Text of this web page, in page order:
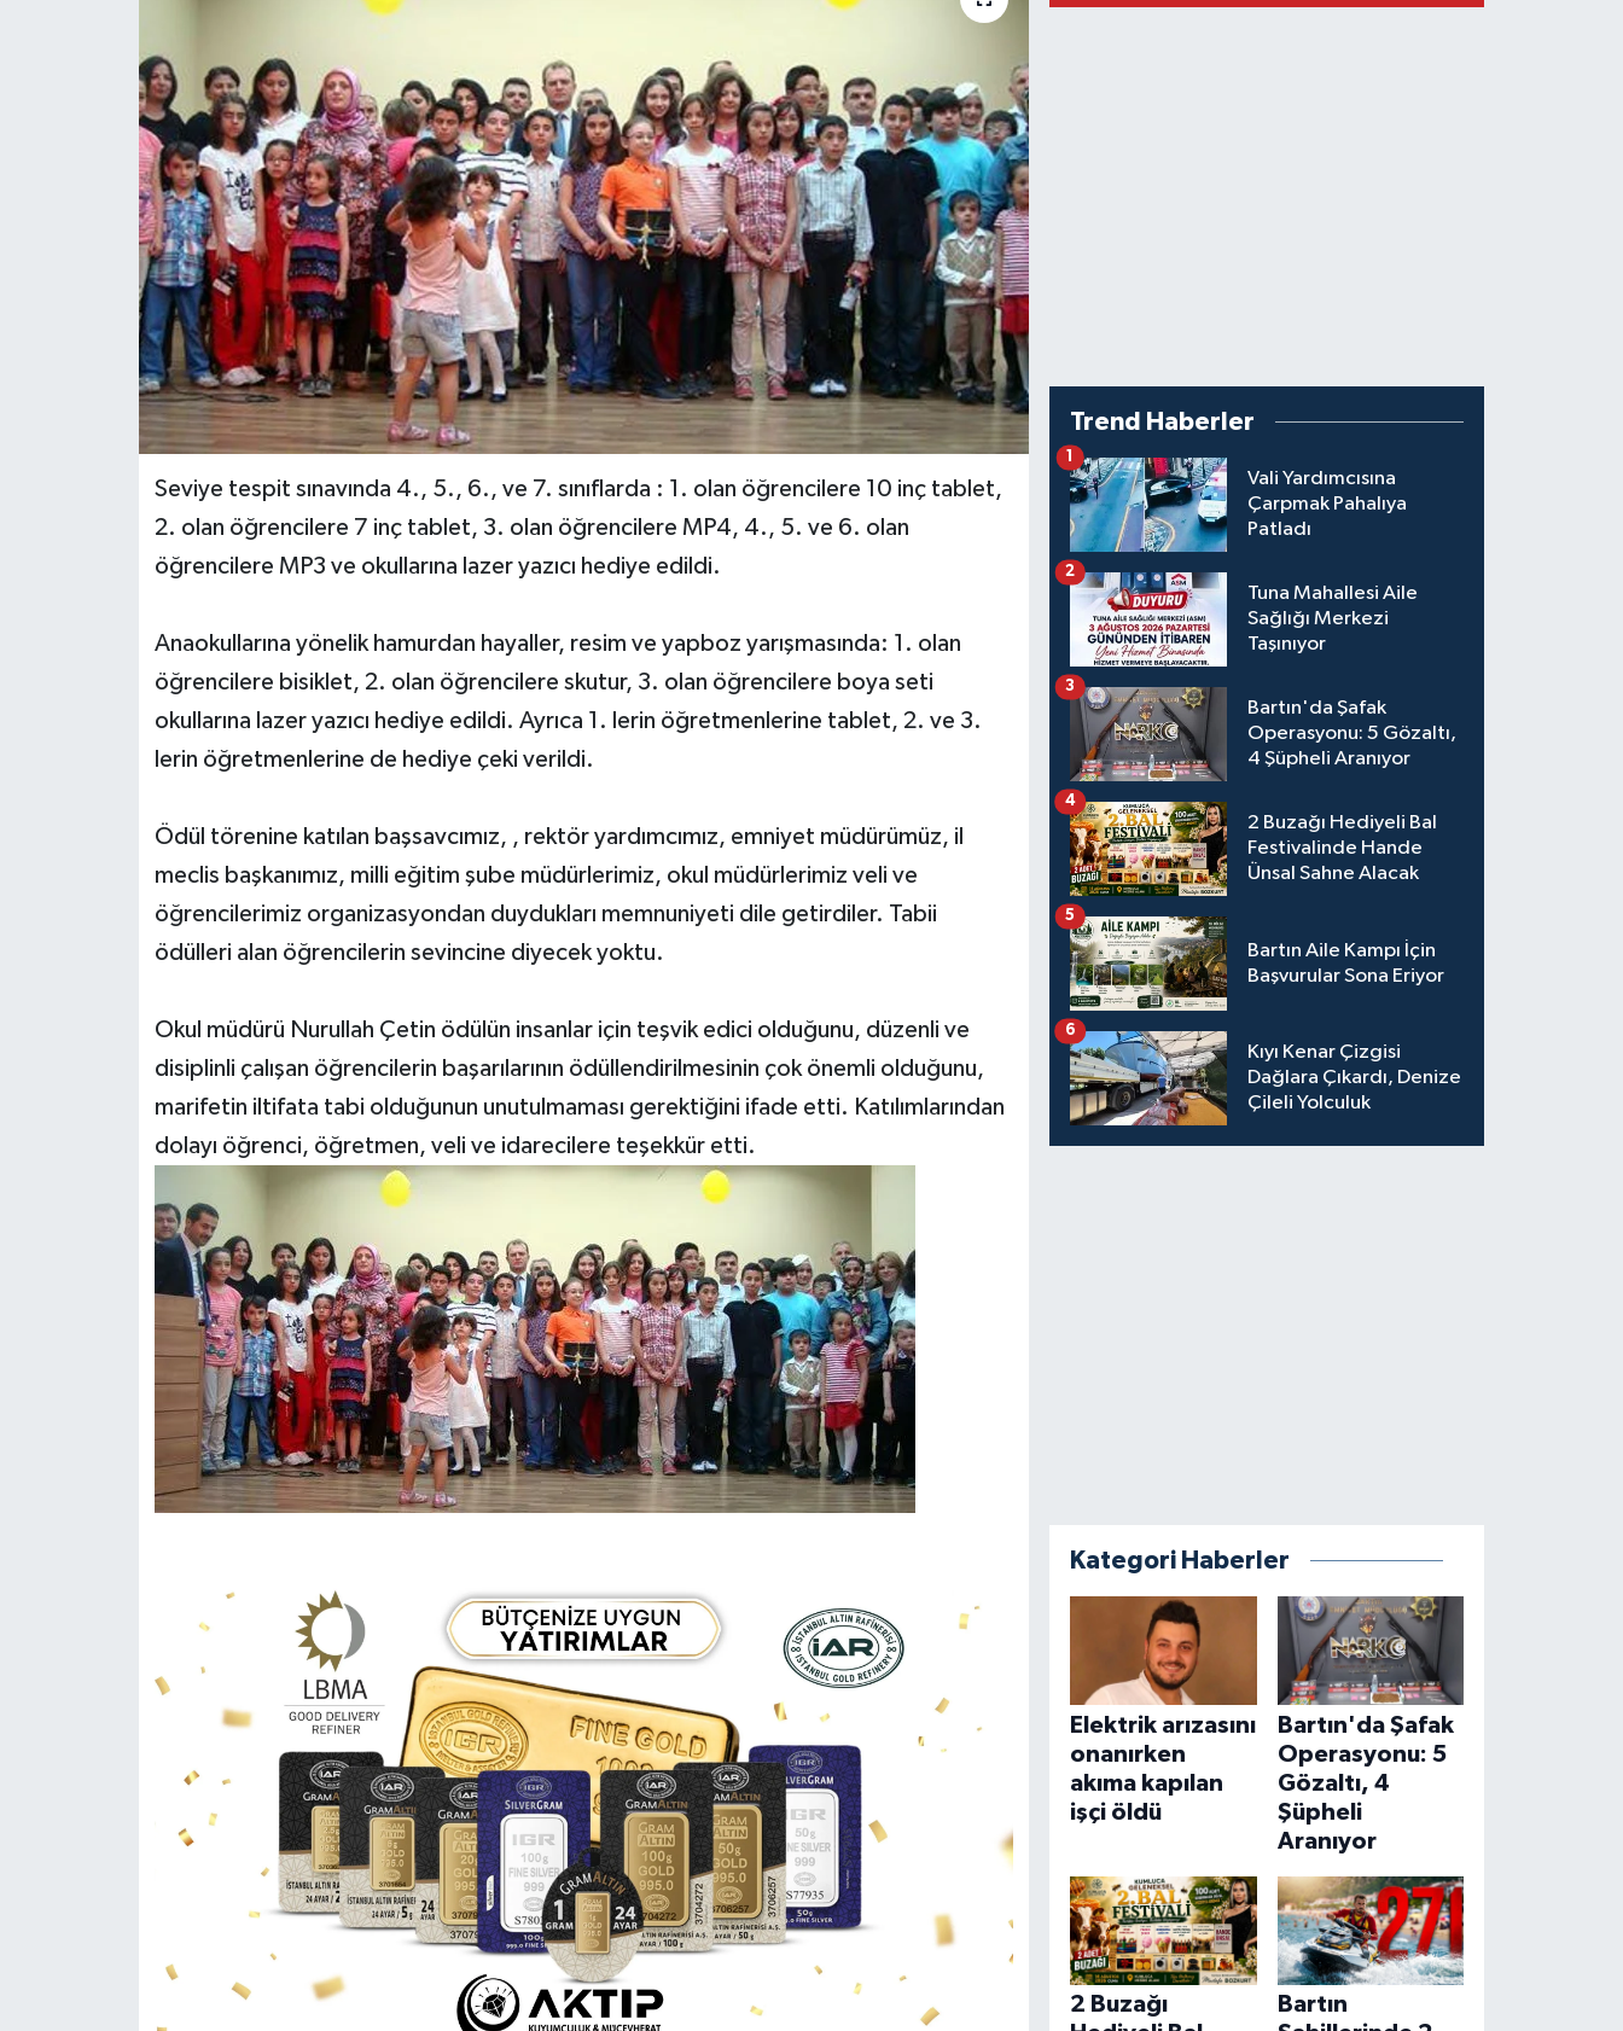
Seviye tespit sınavında 4., 5., 6., ve 7. sınıflarda : 1. olan öğrencilere 10 inç tablet,
2. olan öğrencilere 7 inç tablet, 3. olan öğrencilere MP4, 4., 5. ve 6. olan
öğrencilere MP3 ve okullarına lazer yazıcı hediye edildi.
Anaokullarına yönelik hamurdan hayaller, resim ve yapboz yarışmasında: 1. olan
öğrencilere bisiklet, 2. olan öğrencilere skutur, 3. olan öğrencilere boya seti
okullarına lazer yazıcı hediye edildi. Ayrıca 1. lerin öğretmenlerine tablet, 2. ve 3.
lerin öğretmenlerine de hediye çeki verildi.
Ödül törenine katılan başsavcımız, , rektör yardımcımız, emniyet müdürümüz, il
meclis başkanımız, milli eğitim şube müdürlerimiz, okul müdürlerimiz veli ve
öğrencilerimiz organizasyondan duydukları memnuniyeti dile getirdiler. Tabii
ödülleri alan öğrencilerin sevincine diyecek yoktu.
Okul müdürü Nurullah Çetin ödülün insanlar için teşvik edici olduğunu, düzenli ve
disiplinli çalışan öğrencilerin başarılarının ödüllendirilmesinin çok önemli olduğunu,
marifetin iltifata tabi olduğunun unutulmaması gerektiğini ifade etti. Katılımlarından
dolayı öğrenci, öğretmen, veli ve idarecilere teşekkür etti.
Trend Haberler
Vali Yardımcısına
Çarpmak Pahalıya
Patladı
1
Tuna Mahallesi Aile
Sağlığı Merkezi
Taşınıyor
2
Bartın'da Şafak
Operasyonu: 5 Gözaltı,
4 Şüpheli Aranıyor
3
2 Buzağı Hediyeli Bal
Festivalinde Hande
Ünsal Sahne Alacak
4
Bartın Aile Kampı İçin
Başvurular Sona Eriyor
5
Kıyı Kenar Çizgisi
Dağlara Çıkardı, Denize
Çileli Yolculuk
6
Kategori Haberler
Elektrik arızasını
onanırken
akıma kapılan
işçi öldü
Bartın'da Şafak
Operasyonu: 5
Gözaltı, 4
Şüpheli
Aranıyor
2 Buzağı
Bartın
Sinema
Sivil Toplum
Siyaset